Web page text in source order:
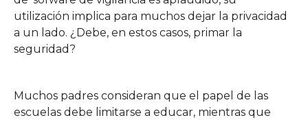
utilización implica para muchos dejar la privacidad
a un lado. ¿Debe, en estos casos, primar la
seguridad?
Muchos padres consideran que el papel de las
escuelas debe limitarse a educar, mientras que